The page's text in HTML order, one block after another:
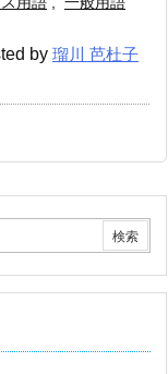
by 瑠川 芭杜子